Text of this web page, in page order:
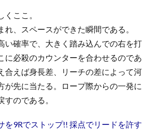
ここ。
れ、スペースができた瞬間である。
い確率で、大きく踏み込んでの右を打
に必殺のカウンターを合わせるのであ
合えば身長差、リーチの差によって河
が先に当たる。ロープ際からの一発に
すのである。
を9Rでストップ!! 採点でリードを許す